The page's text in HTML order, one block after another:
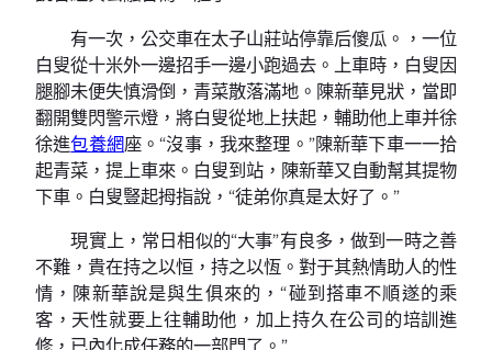
有一次，公交車在太子山莊站停靠后傻瓜。，一位
白叟從十米外一邊招手一邊小跑過去。上車時，白叟因
腿腳未便失慎滑倒，青菜散落滿地。陳新華見狀，當即
翻開雙閃警示燈，將白叟從地上扶起，輔助他上車并徐
徐進包養網座。“沒事，我來整理。”陳新華下車一一拾
起青菜，提上車來。白叟到站，陳新華又自動幫其提物
下車。白叟豎起拇指說，“徒弟你真是太好了。”
現實上，常日相似的“大事”有良多，做到一時之善
不難，貴在持之以恒，持之以恆。對于其熱情助人的性
情，陳新華說是與生俱來的，“碰到搭車不順遂的乘
客，天性就要上往輔助他，加上持久在公司的培訓進